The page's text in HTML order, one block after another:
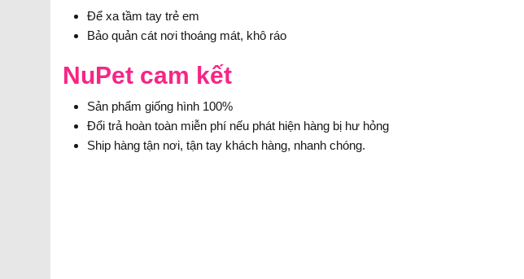
Để xa tầm tay trẻ em
Bảo quản cát nơi thoáng mát, khô ráo
NuPet cam kết
Sản phẩm giống hình 100%
Đổi trả hoàn toàn miễn phí nếu phát hiện hàng bị hư hỏng
Ship hàng tận nơi, tận tay khách hàng, nhanh chóng.